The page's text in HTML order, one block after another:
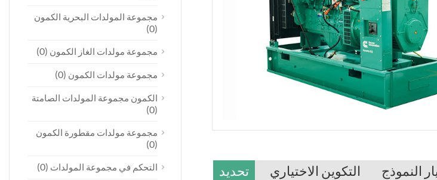
تحديد التكوين الاختياري النموذج
مجموعة المولدات البحرية الكمون
(0)
مجموعة مولدات الغاز الكمون (0)
مجموعة مولدات الكمون (0)
الكمون مجموعة المولدات الصامتة
(0)
مجموعة مولدات مقطورة الكمون
(0)
التحكم في مجموعة المولدات (0)